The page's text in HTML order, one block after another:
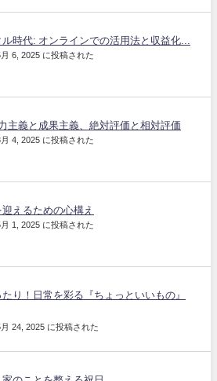
時代: オンラインでの活用法と収益化...
6, 2025 に投稿された
主義と成果主義、絶対評価と相対評価
4, 2025 に投稿された
えるための心構え
1, 2025 に投稿された
り！日常を彩る『ちょっといいもの』
24, 2025 に投稿された